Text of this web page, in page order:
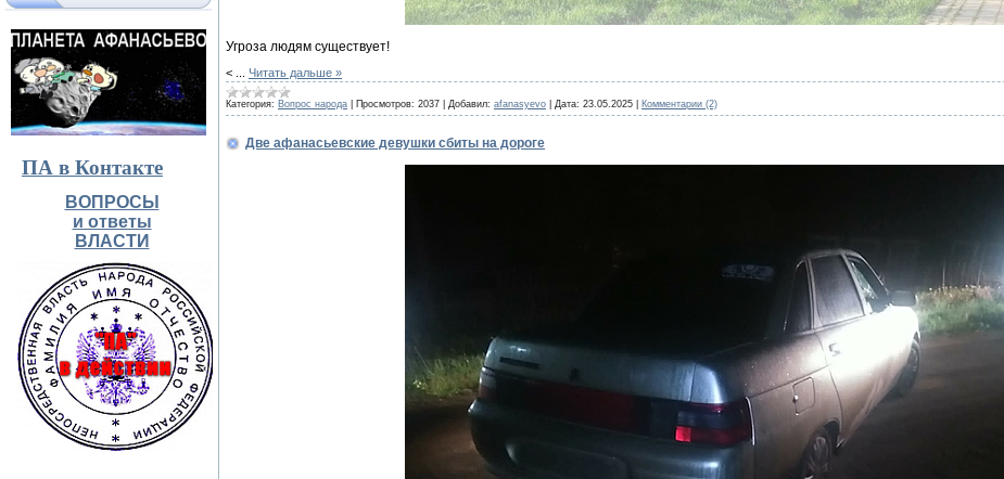
ПА в Контакте
ВОПРОСЫ
и ответы
ВЛАСТИ
Угроза людям существует!
< Читать дальше »
Категория: Вопрос народа Просмотров: 2037 Добавил: afanasyevo Дата: 23.05.2025 Комментарии (2)
Две афанасьевские девушки сбиты на дороге